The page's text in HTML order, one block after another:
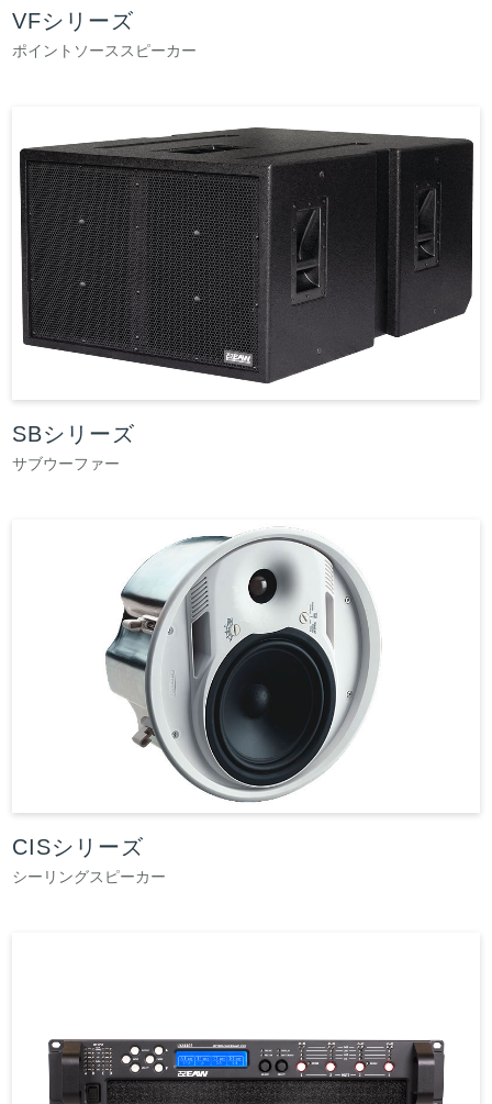
VFシリーズ
ポイントソーススピーカー
SBシリーズ
サブウーファー
CISシリーズ
シーリングスピーカー